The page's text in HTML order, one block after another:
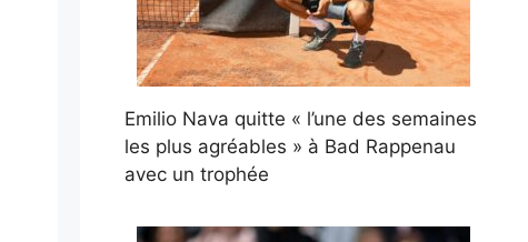
Emilio Nava quitte « l’une des semaines
les plus agréables » à Bad Rappenau
avec un trophée